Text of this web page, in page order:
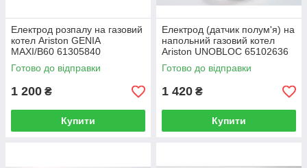
Електрод розпалу на газовий
котел Ariston GENIA
MAXI/B60 61305840
Готово до відправки
1 200 ₴
Купити
Електрод (датчик полум'я) на
напольний газовий котел
Ariston UNOBLOC 65102636
Готово до відправки
1 420 ₴
Купити